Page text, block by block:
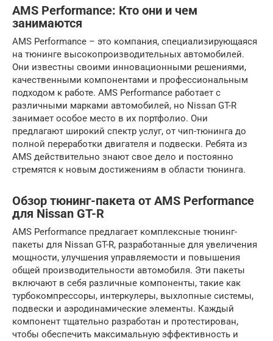
AMS Performance: Кто они и чем
занимаются
AMS Performance – это компания, специализирующаяся
на тюнинге высокопроизводительных автомобилей.
Они известны своими инновационными решениями,
качественными компонентами и профессиональным
подходом к работе. AMS Performance работает с
различными марками автомобилей, но Nissan GT-R
занимает особое место в их портфолио. Они
предлагают широкий спектр услуг, от чип-тюнинга до
полной переработки двигателя и подвески. Ребята из
AMS действительно знают свое дело и постоянно
стремятся к новым достижениям в области тюнинга.
Обзор тюнинг-пакета от AMS Performance
для Nissan GT-R
AMS Performance предлагает комплексные тюнинг-
пакеты для Nissan GT-R, разработанные для увеличения
мощности, улучшения управляемости и повышения
общей производительности автомобиля. Эти пакеты
включают в себя различные компоненты, такие как
турбокомпрессоры, интеркулеры, выхлопные системы,
подвески и аэродинамические элементы. Каждый
компонент тщательно разработан и протестирован,
чтобы обеспечить максимальную эффективность и